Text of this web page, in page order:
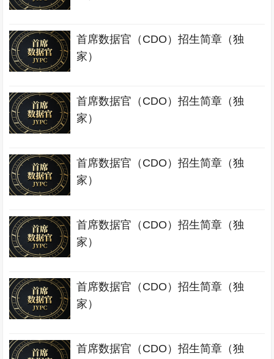
首席数据官（CDO）招生简章（独
家）
首席数据官（CDO）招生简章（独
家）
首席数据官（CDO）招生简章（独
家）
首席数据官（CDO）招生简章（独
家）
首席数据官（CDO）招生简章（独
家）
首席数据官（CDO）招生简章（独